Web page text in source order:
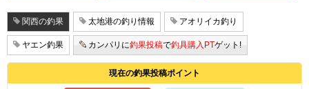
関西の釣果 太地港の釣り情報 アオリイカ釣り
ヤエン釣果 カンパリに釣果投稿で釣具購入PTゲット!
現在の釣果投稿ポイント